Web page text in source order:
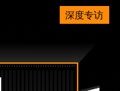
深度专访